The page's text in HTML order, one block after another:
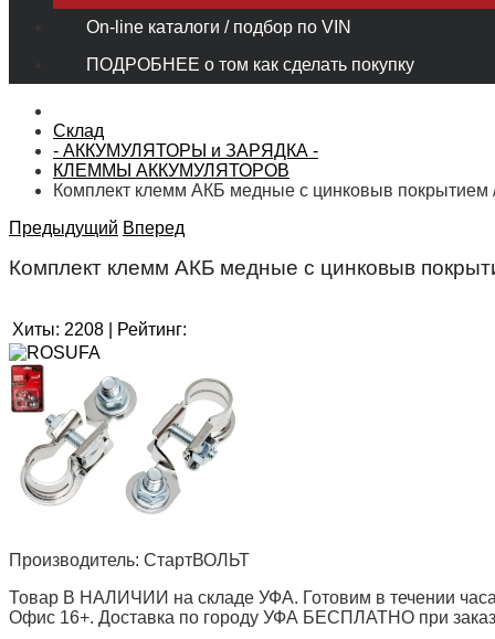
On-line каталоги / подбор по VIN
ПОДРОБНЕЕ о том как сделать покупку
Склад
- АККУМУЛЯТОРЫ и ЗАРЯДКА -
КЛЕММЫ АККУМУЛЯТОРОВ
Комплект клемм АКБ медные с цинковыв
Предыдущий Вперед
Комплект клемм АКБ медные с цинковыв
Хиты: 2208 Рейтинг:
Производитель: СтартВОЛЬТ
Товар В НАЛИЧИИ на складе УФА. Готовим в течении
Офис 16+. Доставка по городу УФА БЕСПЛАТНО при